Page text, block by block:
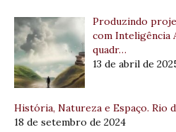
Produzindo
com Inteligência
quadr…
13 de abril de
História, Natureza e Espaço. Rio
18 de setembro de 2024